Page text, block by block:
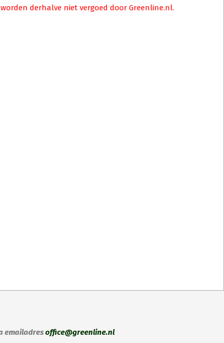
worden derhalve niet vergoed door Greenline.nl.
emailadresoffice@greenline.nl